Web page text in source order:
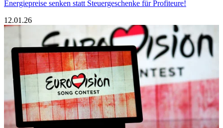
Energiepreise senken statt Steuergeschenke für Profiteure!
12.01.26